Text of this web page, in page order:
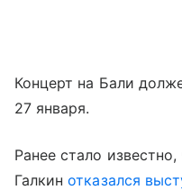
Концерт на Бали
27 января.
Ранее стало
Галкинотказался